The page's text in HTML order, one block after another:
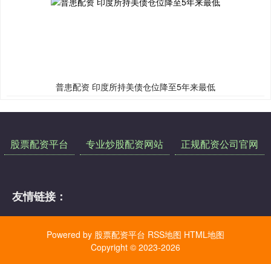
普患配资 印度所持美债仓位降至5年来最低
股票配资平台 专业炒股配资网站 正规配资公司官网
友情链接：
Powered by 股票配资平台 RSS地图 HTML地图
Copyright © 2023-2026